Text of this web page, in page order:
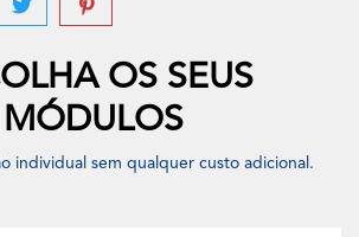
OS SEUS
MÓDULOS
individual sem qualquer custo adicional.